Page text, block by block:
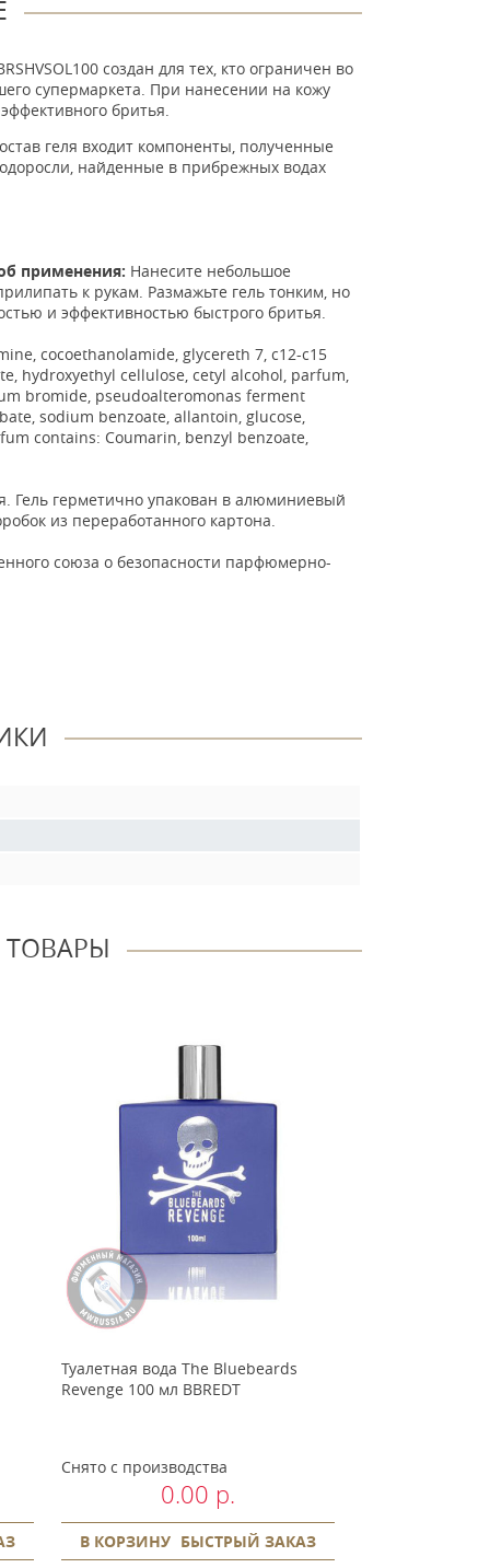
создан для тех, кто ограничен во
супермаркета. При нанесении на кожу
бритья.
геля входит компоненты, полученные
найденные в прибрежных водах
применения: Нанесите небольшое
к рукам. Размажьте гель тонким, но
и эффективностью быстрого бритья.
cocoethanolamide, glycereth 7, c12-c15
hydroxyethyl cellulose, cetyl alcohol, parfum,
bromide, pseudoalteromonas ferment
sodium benzoate, allantoin, glucose,
contains: Coumarin, benzyl benzoate,
Гель герметично упакован в алюминиевый
из переработанного картона.
союза о безопасности парфюмерно-
Туалетная вода The Bluebeards
Revenge 100 мл BBREDT
Снято с производства
0.00 р.
В КОРЗИНУ БЫСТРЫЙ ЗАКАЗ